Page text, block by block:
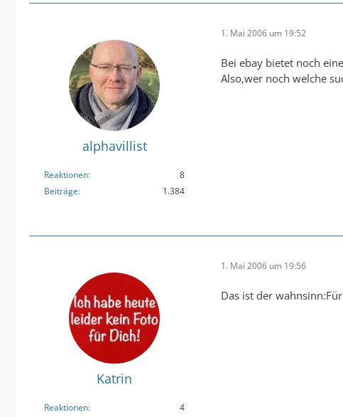
alphavillist
Reaktionen
8
Beiträge
1.384
1. Mai 2006 um 19:52
Bei ebay bietet noch
Also,wer noch welche
Katrin
Reaktionen
4
1. Mai 2006 um 19:56
Das ist der